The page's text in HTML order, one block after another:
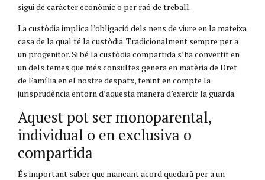
sigui de caràcter econòmic o per raó de treball.
La custòdia implica l’obligació dels nens de viure en la mateixa
casa de la qual té la custòdia. Tradicionalment sempre per a
un progenitor. Si bé la custòdia compartida s’ha convertit en
un dels temes que més consultes genera en matèria de Dret
de Família en el nostre despatx, tenint en compte la
jurisprudència entorn d’aquesta manera d’exercir la guarda.
Aquest pot ser monoparental,
individual o en exclusiva o
compartida
És important saber que mancant acord quedarà per a un